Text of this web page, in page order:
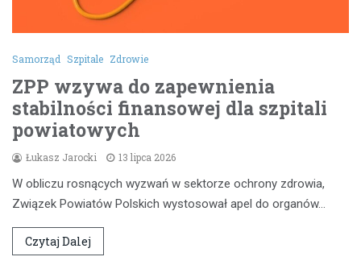
Samorząd Szpitale Zdrowie
ZPP wzywa do zapewnienia
stabilności finansowej dla szpitali
powiatowych
Łukasz Jarocki 13 lipca 2026
W obliczu rosnących wyzwań w sektorze ochrony zdrowia,
Związek Powiatów Polskich wystosował apel do organów…
Czytaj Dalej